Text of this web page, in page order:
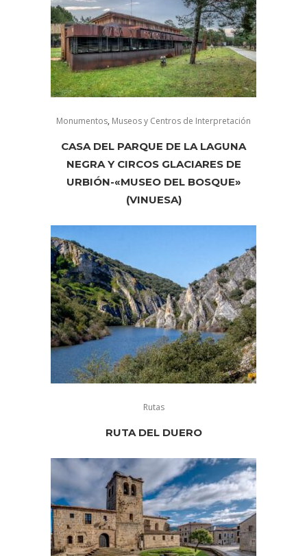
Monumentos, Museos y Centros de Interpretación
CASA DEL PARQUE DE LA LAGUNA
NEGRA Y CIRCOS GLACIARES DE
URBIÓN-«MUSEO DEL BOSQUE»
(VINUESA)
Rutas
RUTA DEL DUERO